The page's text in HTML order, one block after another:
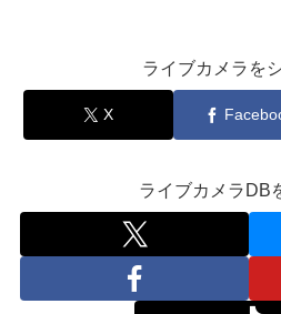
ライブカメラを
X
ライブカメラDB